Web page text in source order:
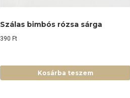
Szálas bimbós rózsa sárga
390 Ft
Kosárba teszem